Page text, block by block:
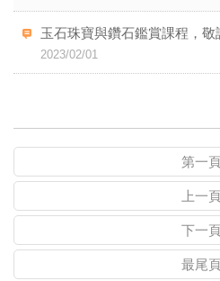
玉石珠寶與鑽石鑑賞課程，
2023/02/01
第一頁
上一頁
下一頁
最尾頁